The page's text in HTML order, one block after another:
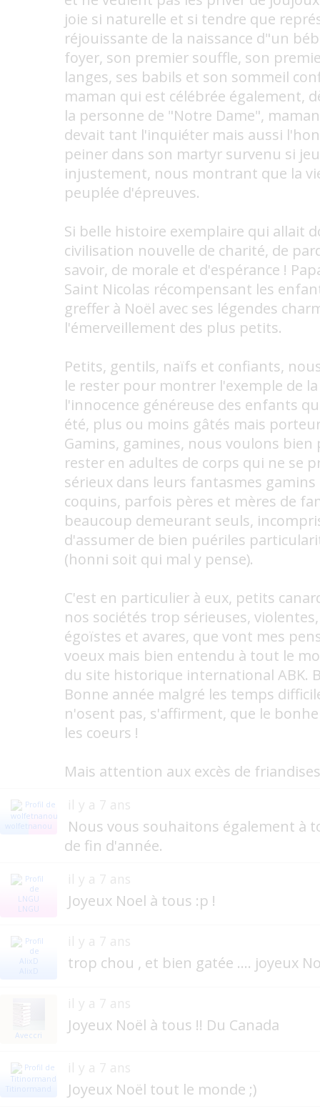
joie si naturelle et si tendre que
réjouissante de la naissance d"un
foyer, son premier souffle, son
langes, ses babils et son sommeil
maman qui est célébrée également,
la personne de "Notre Dame",
devait tant l'inquiéter mais aussi
peiner dans son martyr survenu si
injustement, nous montrant que la
peuplée d'épreuves.
Si belle histoire exemplaire qui allait
civilisation nouvelle de charité, de
savoir, de morale et d'espérance !
Saint Nicolas récompensant les
greffer à Noël avec ses légendes
l'émerveillement des plus petits.
Petits, gentils, naïfs et confiants,
le rester pour montrer l'exemple de
l'innocence généreuse des enfants
été, plus ou moins gâtés mais
Gamins, gamines, nous voulons
rester en adultes de corps qui ne se
sérieux dans leurs fantasmes
coquins, parfois pères et mères de
beaucoup demeurant seuls,
d'assumer de bien puériles
(honni soit qui mal y pense).
C'est en particulier à eux, petits
nos sociétés trop sérieuses,
égoïstes et avares, que vont mes
voeux mais bien entendu à tout le
du site historique international ABK.
Bonne année malgré les temps
n'osent pas, s'affirment, que le
les coeurs !
Mais attention aux excès de
wolfetnanou
il y a 7 ans
Nous vous souhaitons également à
de fin d'année.
LNGU
il y a 7 ans
Joyeux Noel à tous :p !
AlixD
il y a 7 ans
trop chou , et bien gatée .... joyeux
Aveccri
il y a 7 ans
Joyeux Noël à tous !! Du Canada
Titinormand
il y a 7 ans
Joyeux Noël tout le monde ;)